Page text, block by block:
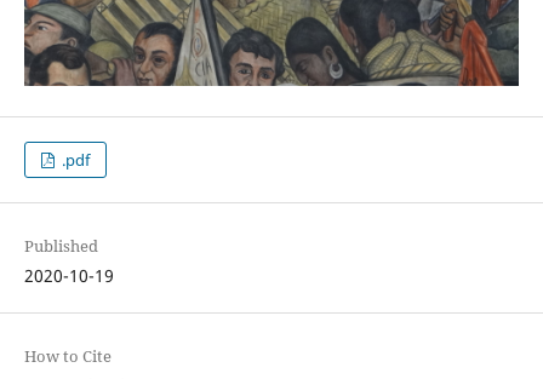
.pdf
Published
2020-10-19
How to Cite